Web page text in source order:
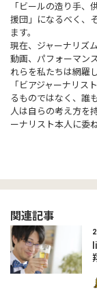
「ビールの造り手
援団」になるべく、
ます。
現在、ジャーナリズ
動画、パフォーマン
れらを私たちは網羅し
「ビアジャーナリス
るものではなく、誰
人は自らの考え方を
ーナリスト本人に委
関連記事